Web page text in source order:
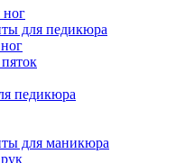
ног
для педикюра
педикюра
для маникюра